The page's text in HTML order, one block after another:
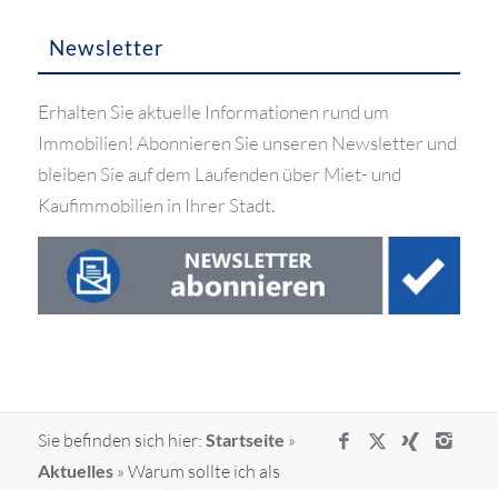
Newsletter
Erhalten Sie aktuelle Informationen rund um
Immobilien! Abonnieren Sie unseren Newsletter und
bleiben Sie auf dem Laufenden über Miet- und
Kaufimmobilien in Ihrer Stadt.
Sie befinden sich hier: Startseite »
Aktuelles» Warum sollte ich als